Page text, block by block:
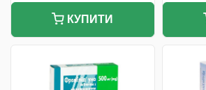
КУПИТИ